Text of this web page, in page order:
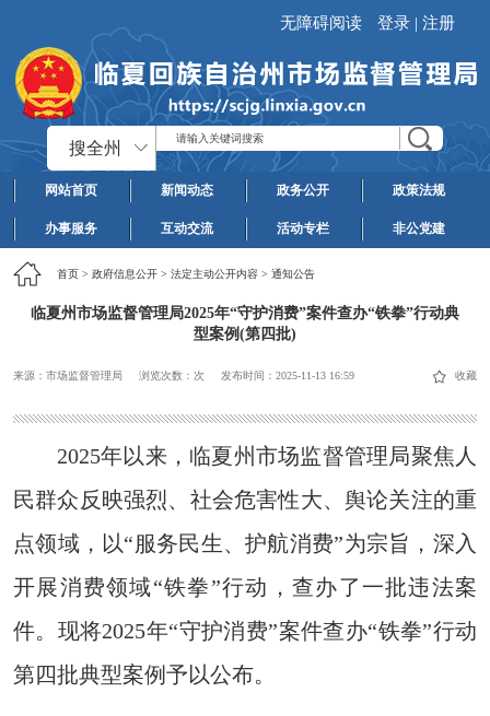
无障碍阅读 登录 | 注册
搜全州
网站首页 新闻动态 政务公开 政策法规
办事服务 互动交流 活动专栏 非公党建
首页> 政府信息公开> 法定主动公开内容> 通知公告
临夏州市场监督管理局2025年“守护消费”案件查办“铁拳”行动典
型案例(第四批)
来源：市场监督管理局 浏览次数： 次 发布时间： 2025-11-13 16:59 收藏
2025年以来，临夏州市场监督管理局聚焦人
民群众反映强烈、社会危害性大、舆论关注的重
点领域，以“服务民生、护航消费”为宗旨，深入
开展消费领域“铁拳”行动，查办了一批违法案
件。现将2025年“守护消费”案件查办“铁拳”行动
第四批典型案例予以公布。